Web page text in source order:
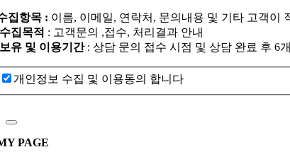
집항목 : 이름, 이메일, 연락처, 문의내용 및 기타 고객이
집목적 : 고객문의 ,접수, 처리결과 안내
유 및 이용기간: 상담 문의 접수 시점 및 상담 완료 후 6
개인정보 수집 및 이용동의 합니다
PAGE